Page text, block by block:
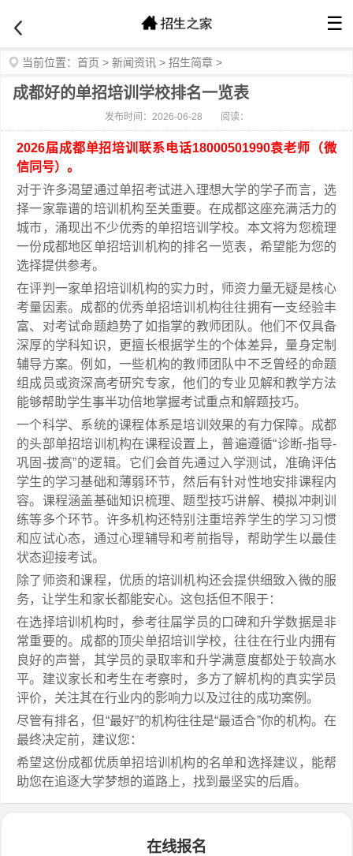
☰
当前位置： 首页 > 新闻资讯 > 招生简章 >
成都好的单招培训学校排名一览表
发布时间：2026-06-28 阅读：
2026届成都单招培训联系电话18000501990袁老师（微
信同号）。
对于许多渴望通过单招考试进入理想大学的学子而言，选
择一家靠谱的培训机构至关重要。在成都这座充满活力的
城市，涌现出不少优秀的单招培训学校。本文将为您梳理
一份成都地区单招培训机构的排名一览表，希望能为您的
选择提供参考。
在评判一家单招培训机构的实力时，师资力量无疑是核心
考量因素。成都的优秀单招培训机构往往拥有一支经验丰
富、对考试命题趋势了如指掌的教师团队。他们不仅具备
深厚的学科知识，更擅长根据学生的个体差异，量身定制
辅导方案。例如，一些机构的教师团队中不乏曾经的命题
组成员或资深高考研究专家，他们的专业见解和教学方法
能够帮助学生事半功倍地掌握考试重点和解题技巧。
一个科学、系统的课程体系是培训效果的有力保障。成都
的头部单招培训机构在课程设置上，普遍遵循“诊断-指导-
巩固-拔高”的逻辑。它们会首先通过入学测试，准确评估
学生的学习基础和薄弱环节，然后有针对性地安排课程内
容。课程涵盖基础知识梳理、题型技巧讲解、模拟冲刺训
练等多个环节。许多机构还特别注重培养学生的学习习惯
和应试心态，通过心理辅导和考前指导，帮助学生以最佳
状态迎接考试。
除了师资和课程，优质的培训机构还会提供细致入微的服
务，让学生和家长都能安心。这包括但不限于：
在选择培训机构时，参考往届学员的口碑和升学数据是非
常重要的。成都的顶尖单招培训学校，往往在行业内拥有
良好的声誉，其学员的录取率和升学满意度都处于较高水
平。建议家长和考生在考察时，多方了解机构的真实学员
评价，关注其在行业内的影响力以及过往的成功案例。
尽管有排名，但“最好”的机构往往是“最适合”你的机构。在
最终决定前，建议您：
希望这份成都优质单招培训机构的名单和选择建议，能帮
助您在追逐大学梦想的道路上，找到最坚实的后盾。
在线报名